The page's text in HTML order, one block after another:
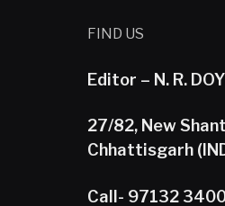
FIND US
Editor – N. R.
27/82, New
Chhattisgarh
Call- 97132